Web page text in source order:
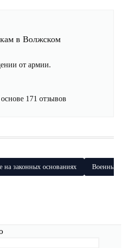
в Волжском
от армии.
171 отзывов
на законных основаниях Военный